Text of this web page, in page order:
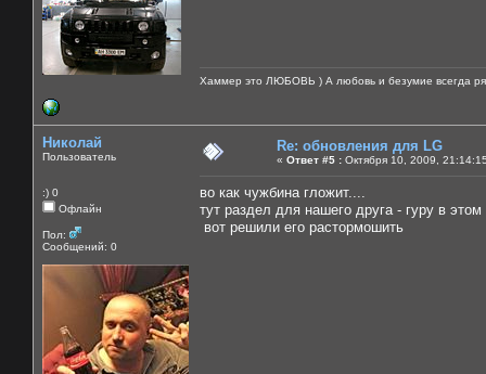
Хаммер это ЛЮБОВЬ ) А любовь и безумие всегда
Николай
Пользователь
:) 0
Офлайн
Пол:
Сообщений: 0
Re: обновления для LG
« Ответ #5 : Октября 10, 2009,
во как чужбина гложит....
тут раздел для нашего друга - гуру в
вот решили его растормошить